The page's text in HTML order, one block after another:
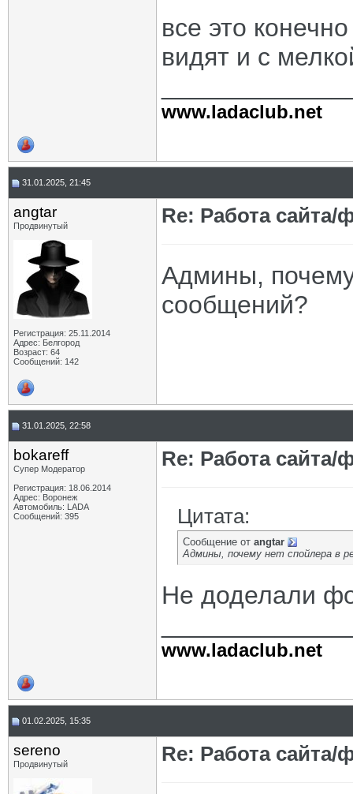
все это
видят и с
www.ladaclub.net
31.01.2025, 21:45
angtar
Продвинутый
Регистрация: 25.11.2014
Адрес: Белгород
Возраст: 64
Сообщений: 142
Re: Работа сайта/
Админы,
сообщений?
31.01.2025, 22:58
bokareff
Супер Модератор
Регистрация: 18.06.2014
Адрес: Воронеж
Автомобиль: LADA
Сообщений: 395
Re: Работа сайта/
Цитата:
Сообщение от angtar
Админы, почему нет спойлера в
Не доделали
www.ladaclub.net
01.02.2025, 15:35
sereno
Продвинутый Re: Работа сайта/